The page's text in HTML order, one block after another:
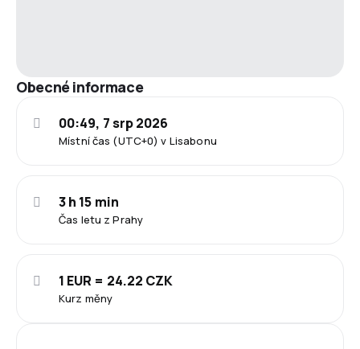
Obecné informace
Místní čas (UTC+0) v Lisabonu
00:49, 7 srp 2026
Čas letu z Prahy
3 h 15 min
Kurz měny
1 EUR = 24.22 CZK